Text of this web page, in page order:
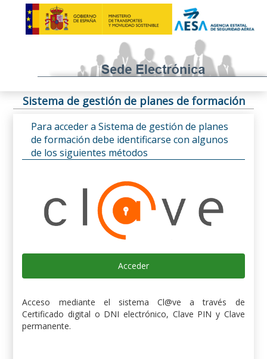
Sistema de gestión de planes de formación
Para acceder a Sistema de gestión de planes
de formación debe identificarse con algunos
de los siguientes métodos
Acceder
Acceso mediante el sistema Cl@ve a través de
Certificado digital o DNI electrónico, Clave PIN y Clave
permanente.